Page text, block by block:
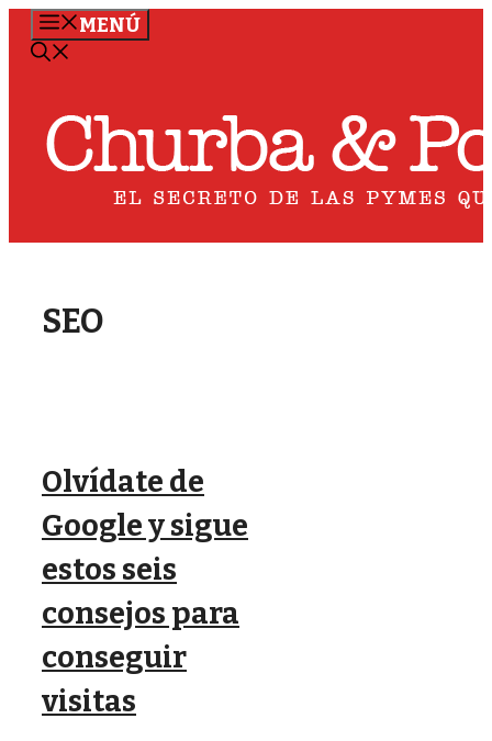
Saltar
MENÚ
SEO
Olvídate de
Google y sigue
estos seis
consejos para
conseguir
visitas